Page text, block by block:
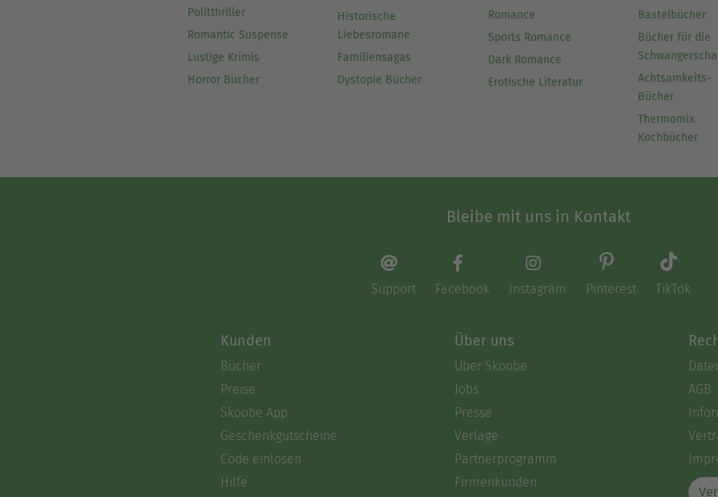
Politthriller
Romantic Suspense
Lustige Krimis
Horror Bücher
Historische
Liebesromane
Familiensagas
Dystopie Bücher
Romance
Sports Romance
Dark Romance
Erotische Literatur
Bastelbücher
Bücher für die
Achtsamkeits-
Bücher
Thermomix
Kochbücher
Bleibe mit uns in Kontakt
Support Facebook Instagram Pinterest TikTok
Kunden
Bücher
Preise
Skoobe App
Geschenkgutscheine
Code einlösen
Hilfe
Über uns
Über Skoobe
Jobs
Presse
Verlage
Partnerprogramm
Firmenkunden
AGB